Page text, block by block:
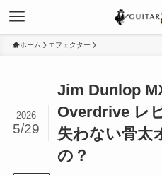
ホーム エフェクター
Jim Dunlop
Overdrive レ
失わない骨太
の？
2026
5/29